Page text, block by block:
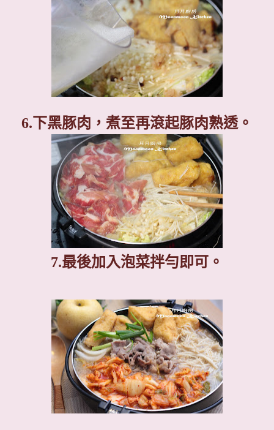
6.下黑豚肉，煮至再滾起豚肉熟透。
7.最後加入泡菜拌勻即可。